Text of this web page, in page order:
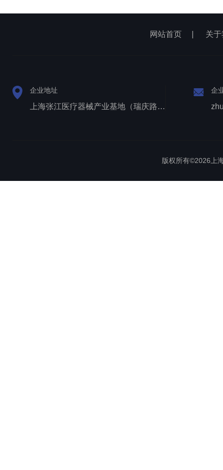
网站首页 关
企业地址
上海张江医疗器械产业基地（瑞庆路528号）
企
版权所有©2026